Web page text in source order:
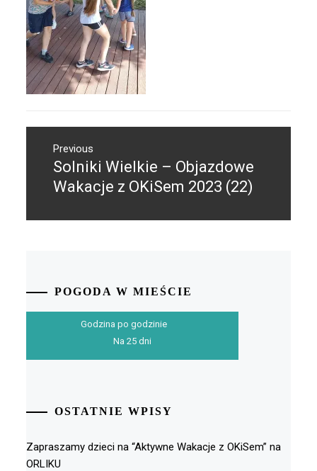
wpisuPrevious
Previous
post:
Solniki Wielkie – Objazdowe
Wakacje z OKiSem 2023 (22)
POGODA W MIEŚCIE
Godzina po godzinie
Na 25 dni
OSTATNIE WPISY
Zapraszamy dzieci na “Aktywne Wakacje z OKiSem” na
ORLIKU